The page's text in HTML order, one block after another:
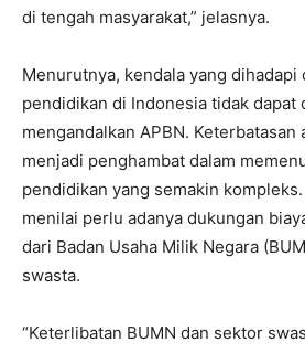
di tengah masyarakat,” jelasnya.
Menurutnya, kendala yang dihadapi
pendidikan di Indonesia tidak dapat
mengandalkan APBN.
menjadi penghambat dalam
pendidikan yang semakin
menilai perlu adanya dukungan
dari Badan Usaha Milik Negara
swasta.
“Keterlibatan BUMN dan sektor